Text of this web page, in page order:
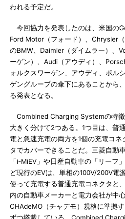
われる予定だ。
今回協力を発表したのは、米国の
Ford Motor（フォード）、Chrysler
のBMW、Daimler（ダイムラー）、
ーゲン）、Audi（アウディ）、
ォルクスワーゲン、アウディ、ポル
ゲングループの傘下にあることから
る発表となる。
Combined Charging Systemの特
大きく分けて2つある。1つ目は、普
電と急速充電の両方を1個の充電コネ
タでカバーできることだ。三菱自動
「i-MiEV」や日産自動車の「リーフ
ど現行のEVは、単相の100V/200V電
使って充電する普通充電コネクタと
内の自動車メーカーと電力会社が中
CHAdeMO（チャデモ）規格に準拠